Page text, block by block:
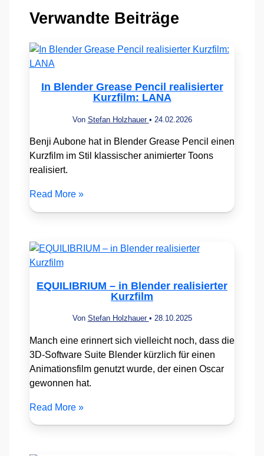
Verwandte Beiträge
In Blender Grease Pencil realisierter
Kurzfilm: LANA
Von Stefan Holzhauer • 24.02.2026
Benji Aubone hat in Blender Grease Pencil einen
Kurzfilm im Stil klassischer animierter Toons
realisiert.
Read More »
EQUILIBRIUM – in Blender realisierter
Kurzfilm
Von Stefan Holzhauer • 28.10.2025
Manch eine erinnert sich vielleicht noch, dass die
3D-Software Suite Blender kürzlich für einen
Animationsfilm genutzt wurde, der einen Oscar
gewonnen hat.
Read More »